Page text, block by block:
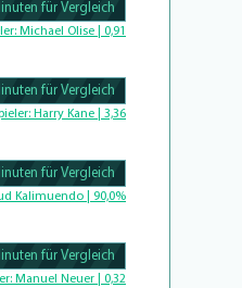
für Vergleich
Michael Olise | 0,91
für Vergleich
Harry Kane | 3,36
für Vergleich
Kalimuendo | 90,0%
für Vergleich
Manuel Neuer | 0,32